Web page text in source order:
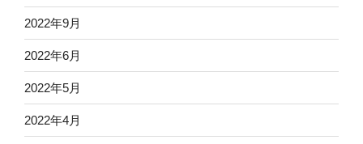
2022年9月
2022年6月
2022年5月
2022年4月